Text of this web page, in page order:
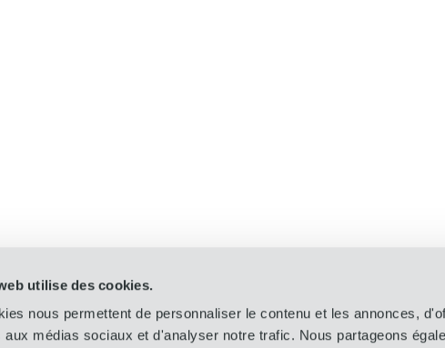
utilise des cookies.
nous permettent de personnaliser le contenu et les annonces,
aux médias sociaux et d'analyser notre trafic. Nous partageons